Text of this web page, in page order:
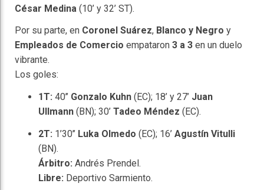
César Medina (10’ y 32’ ST).
Por su parte, en Coronel Suárez, Blanco y Negro y
Empleados de Comercio empataron 3 a 3 en un duelo
vibrante.
Los goles:
1T: 40’’ Gonzalo Kuhn (EC); 18’ y 27’ Juan
Ullmann (BN); 30’ Tadeo Méndez (EC).
2T: 1’30’’ Luka Olmedo (EC); 16’ Agustín Vitulli
(BN).
Árbitro: Andrés Prendel.
Libre: Deportivo Sarmiento.